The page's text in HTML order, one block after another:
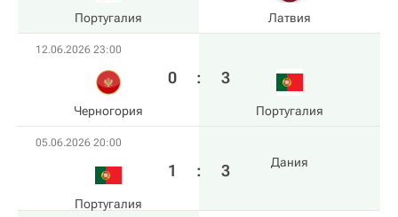
Португалия Латвия
12.06.2026 23:00
Черногория
0 : 3
Португалия
05.06.2026 20:00
Португалия
1 : 3 Дания